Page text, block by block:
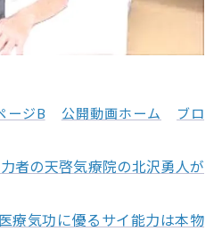
ージB 公開動画ホーム
ブロ
者の天啓気療院の北沢勇人が
療気功に優るサイ能力は本物